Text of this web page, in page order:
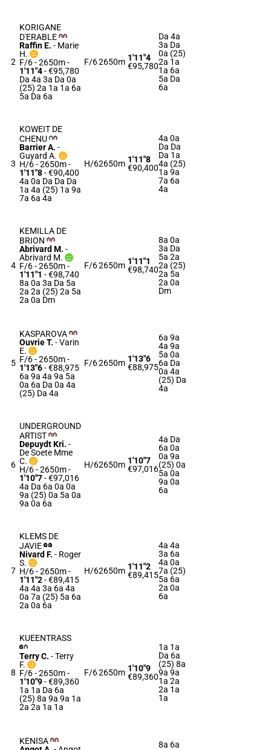
2
KORIGANE
D'ERABLE
Raffin E. - Marie
H.
F/6 - 2650m-
1'11"4- €95,780
Da 4a 3a Da 0a
(25) 2a 1a 1a 6a
5a Da 6a
F/62650m 1'11"4
€95,780
Da 4a
3a Da
0a (25)
2a 1a
1a 6a
5a Da
6a
3
KOWEIT DE
CHENU
Barrier A. -
Guyard A.
H/6 - 2650m-
1'11"8- €90,400
4a 0a Da Da Da
1a 4a (25) 1a 9a
7a 6a 4a
H/62650m 1'11"8
€90,400
4a 0a
Da Da
Da 1a
4a (25)
1a 9a
7a 6a
4a
4
KEMILLA DE
BRION
Abrivard M. -
Abrivard M.
F/6 - 2650m-
1'11"1 - €98,740
8a 0a 3a Da 5a
2a 2a (25) 2a 5a
2a 0a Dm
F/62650m 1'11"1
€98,740
8a 0a
3a Da
5a 2a
2a (25)
2a 5a
2a 0a
Dm
5
KASPAROVA
Ouvrie T. -Varin
E.
F/6 - 2650m-
1'13"6- €88,975
6a 9a 4a 9a 5a
0a 6a Da 0a 4a
(25) Da 4a
F/62650m 1'13"6
€88,975
6a 9a
4a 9a
5a 0a
6a Da
0a 4a
(25) Da
4a
6
UNDERGROUND
ARTIST
Depuydt Kri. -
De Soete Mme
C.
H/6 - 2650m-
1'10"7- €97,016
4a Da 6a 0a 0a
9a (25) 0a 5a 0a
9a 0a 6a
H/62650m 1'10"7
€97,016
4a Da
6a 0a
0a 9a
(25) 0a
5a 0a
9a 0a
6a
7
KLEMS DE
JAVIE
Nivard F. - Roger
S.
H/6 - 2650m-
1'11"2- €89,415
4a 4a 3a 6a 4a
0a 7a (25) 5a 6a
2a 0a 6a
H/62650m 1'11"2
€89,415
4a 4a
3a 6a
4a 0a
7a (25)
5a 6a
2a 0a
6a
8
KUEENTRASS
Terry C. -Terry
F.
F/6 - 2650m-
1'10"9- €89,360
1a 1a Da 6a
(25) 8a 9a 9a 1a
2a 2a 1a 1a
F/62650m 1'10"9
€89,360
1a 1a
Da 6a
(25) 8a
9a 9a
1a 2a
2a 1a
1a
KENISA
8a 6a